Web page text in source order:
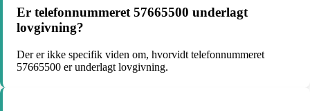
Er telefonnummeret 57665500 underlagt
lovgivning?
Der er ikke specifik viden om, hvorvidt telefonnummeret
57665500 er underlagt lovgivning.